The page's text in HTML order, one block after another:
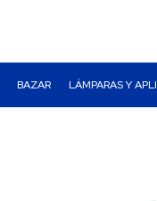
BAZAR LÁMPARAS Y